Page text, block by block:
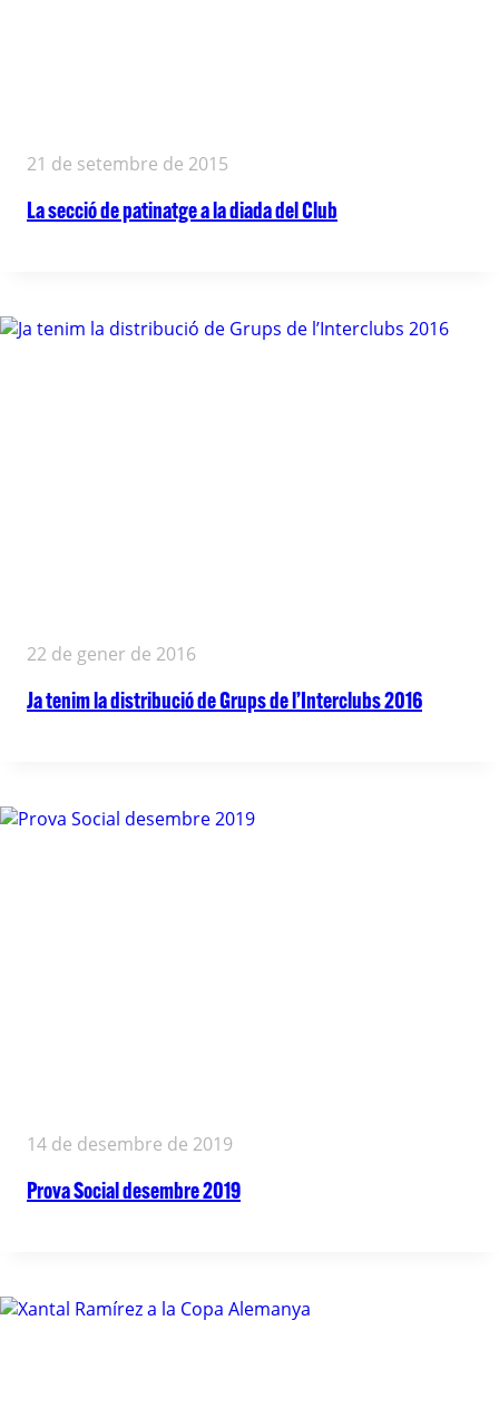
21 de setembre de 2015
La secció de patinatge a la diada del Club
22 de gener de 2016
Ja tenim la distribució de Grups de l’Interclubs 2016
14 de desembre de 2019
Prova Social desembre 2019